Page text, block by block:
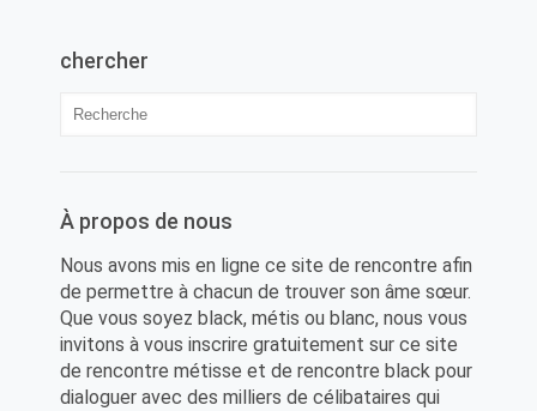
chercher
À propos de nous
Nous avons mis en ligne ce site de rencontre afin
de permettre à chacun de trouver son âme sœur.
Que vous soyez black, métis ou blanc, nous vous
invitons à vous inscrire gratuitement sur ce site
de rencontre métisse et de rencontre black pour
dialoguer avec des milliers de célibataires qui